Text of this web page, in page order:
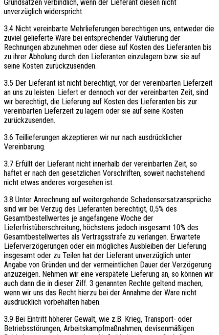
Grundsätzen verbindlich, wenn der Lieferant diesen nicht
unverzüglich widerspricht.
3.4 Nicht vereinbarte Mehrlieferungen berechtigen uns, entweder die
zuviel gelieferte Ware bei entsprechender Valutierung der
Rechnungen abzunehmen oder diese auf Kosten des Lieferanten bis
zu ihrer Abholung durch den Lieferanten einzulagern bzw. sie auf
seine Kosten zurückzusenden.
3.5 Der Lieferant ist nicht berechtigt, vor der vereinbarten Lieferzeit
an uns zu leisten. Liefert er dennoch vor der vereinbarten Zeit, sind
wir berechtigt, die Lieferung auf Kosten des Lieferanten bis zur
vereinbarten Lieferzeit zu lagern oder sie auf seine Kosten
zurückzusenden.
3.6 Teillieferungen akzeptieren wir nur nach ausdrücklicher
Vereinbarung.
3.7 Erfüllt der Lieferant nicht innerhalb der vereinbarten Zeit, so
haftet er nach den gesetzlichen Vorschriften, soweit nachstehend
nicht etwas anderes vorgesehen ist.
3.8 Unter Anrechnung auf weitergehende Schadensersatzansprüche
sind wir bei Verzug des Lieferanten berechtigt, 0,5% des
Gesamtbestellwertes je angefangene Woche der
Lieferfristüberschreitung, höchstens jedoch insgesamt 10% des
Gesamtbestellwertes als Vertragsstrafe zu verlangen. Erwartete
Lieferverzögerungen oder ein mögliches Ausbleiben der Lieferung
insgesamt oder zu Teilen hat der Lieferant unverzüglich unter
Angabe von Gründen und der vermeintlichen Dauer der Verzögerung
anzuzeigen. Nehmen wir eine verspätete Lieferung an, so können wir
auch dann die in dieser Ziff. 3 genannten Rechte geltend machen,
wenn wir uns das Recht hierzu bei der Annahme der Ware nicht
ausdrücklich vorbehalten haben.
3.9 Bei Eintritt höherer Gewalt, wie z.B. Krieg, Transport- oder
Betriebsstörungen, Arbeitskampfmaßnahmen, devisenmäßigen